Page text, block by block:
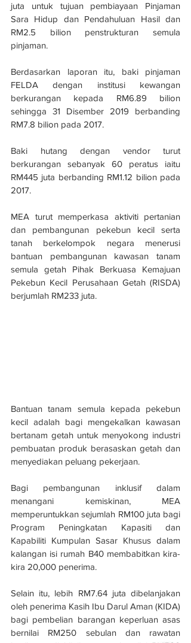
juta untuk tujuan pembiayaan Pinjaman
Sara Hidup dan Pendahuluan Hasil dan
RM2.5 bilion penstrukturan semula
pinjaman.
Berdasarkan laporan itu, baki pinjaman
FELDA dengan institusi kewangan
berkurangan kepada RM6.89 bilion
sehingga 31 Disember 2019 berbanding
RM7.8 bilion pada 2017.
Baki hutang dengan vendor turut
berkurangan sebanyak 60 peratus iaitu
RM445 juta berbanding RM1.12 bilion pada
2017.
MEA turut memperkasa aktiviti pertanian
dan pembangunan pekebun kecil serta
tanah berkelompok negara menerusi
bantuan pembangunan kawasan tanam
semula getah Pihak Berkuasa Kemajuan
Pekebun Kecil Perusahaan Getah (RISDA)
berjumlah RM233 juta.
Bantuan tanam semula kepada pekebun
kecil adalah bagi mengekalkan kawasan
bertanam getah untuk menyokong industri
pembuatan produk berasaskan getah dan
menyediakan peluang pekerjaan.
Bagi pembangunan inklusif dalam
menangani kemiskinan, MEA
memperuntukkan sejumlah RM100 juta bagi
Program Peningkatan Kapasiti dan
Kapabiliti Kumpulan Sasar Khusus dalam
kalangan isi rumah B40 membabitkan kira-
kira 20,000 penerima.
Selain itu, lebih RM7.64 juta dibelanjakan
oleh penerima Kasih Ibu Darul Aman (KIDA)
bagi pembelian barangan keperluan asas
bernilai RM250 sebulan dan rawatan